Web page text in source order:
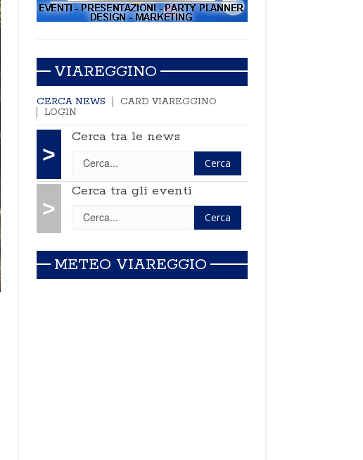
VIAREGGINO
CERCA NEWS
CARD VIAREGGINO
LOGIN
>
Cerca tra le news
>
Cerca tra gli eventi
METEO VIAREGGIO